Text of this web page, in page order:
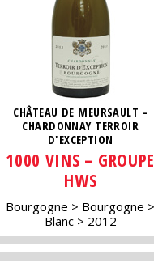
CHÂTEAU DE MEURSAULT -
CHARDONNAY TERROIR
D'EXCEPTION
1000 VINS – GROUPE
HWS
Bourgogne
Bourgogne
Blanc
2012